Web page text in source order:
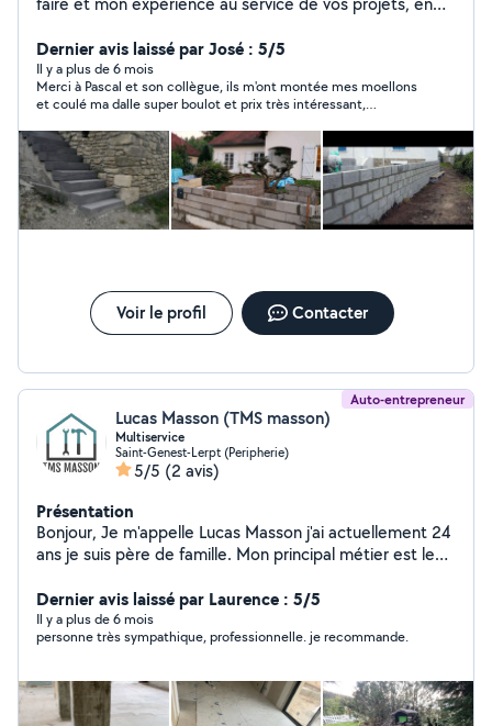
l'écoute, j'interviens pour tous vos travaux de
maçonnerie générale. Murs, dalles,chappes,extensions
et petits travaux. Chaque chantier est réalisé avec soin,
dans le respect des normes et des délais. Un projet,une
question n'hésitez pas à me contacter pour plus
d'informations.
Dernier avis laissé par José : 5/5
Il y a plus de 6 mois
Merci à Pascal et son collègue, ils m'ont montée mes moellons
et coulé ma dalle super boulot et prix très intéressant,
Voir le profil Contacter
Auto-entrepreneur
Lucas Masson (TMS masson)
Multiservice
Saint-Genest-Lerpt (Peripherie)
5/5 (2 avis)
Présentation
Bonjour, Je m'appelle Lucas Masson j'ai actuellement 24
ans je suis père de famille. Mon principal métier est le
dans la démolition mais également dans le carrelage. J'ai
des équipes et du matériel pour pouvoir répondre à vos
besoins. Je souhaite faire mûrir mon entreprise en
motivé et professionnel.
Dernier avis laissé par Laurence : 5/5
Il y a plus de 6 mois
personne très sympathique, professionnelle. je recommande.